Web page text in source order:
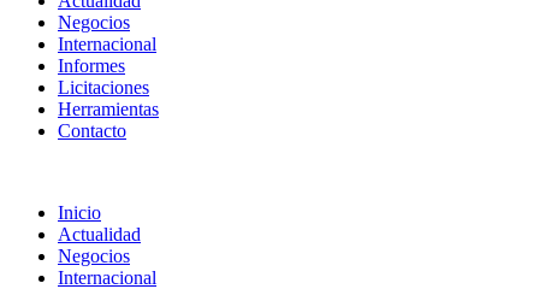
Negocios
Internacional
Informes
Licitaciones
Herramientas
Contacto
Inicio
Actualidad
Negocios
Internacional